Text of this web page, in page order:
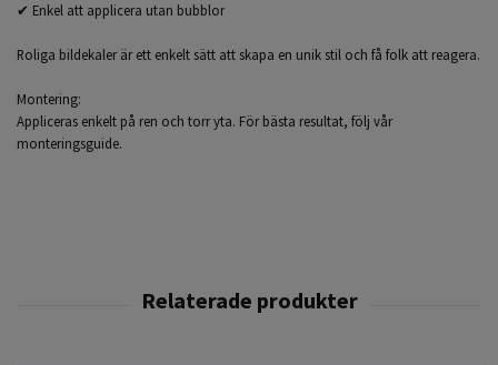
✔ Enkel att applicera utan bubblor
Roliga bildekaler är ett enkelt sätt att skapa en unik stil och få folk att reagera.
Montering:
Appliceras enkelt på ren och torr yta. För bästa resultat, följ vår
monteringsguide.